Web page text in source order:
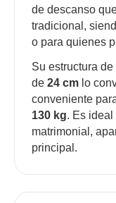
de descanso
tradicional,
o para quienes
Su estructura de
de 24 cm lo
conveniente
130 kg. Es
matrimonial,
principal.